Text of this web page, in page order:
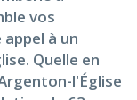
vos
à un
Quelle en
l'Église